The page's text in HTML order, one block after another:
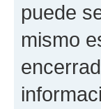
puede
mismo